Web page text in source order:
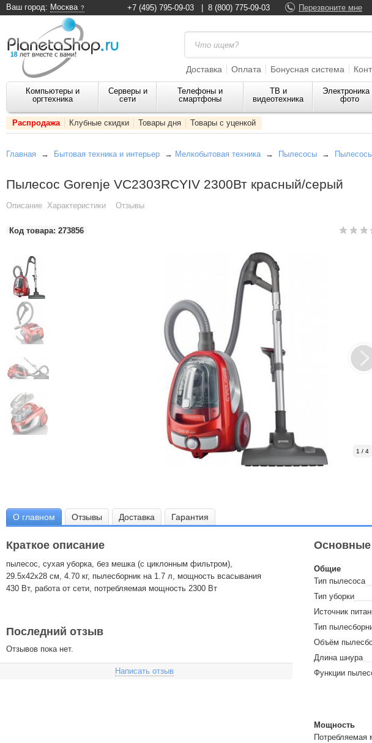
Ваш город: Москва +7 (495) 795-09-03 8 (800) 775-09-03 Перезвоните мне
Доставка Оплата Бонусная система
Компьютеры и
оргтехника
Серверы и
сети
Телефоны и
смартфоны
ТВ и
видеотехника
Электроника
фото
Распродажа Клубные скидки Товары дня Товары с уценкой
Главная → Бытовая техника и интерьер → Мелкобытовая техника→ Пылесосы →
Пылесос Gorenje VC2303RCYIV 2300Вт красный/серый
Описание Характеристики Отзывы
Код товара: 273856
1 / 4
О главном Отзывы Доставка Гарантия
Краткое описание
пылесос, сухая уборка, без мешка (с циклонным фильтром),
29.5x42x28 см, 4.70 кг, пылесборник на 1.7 л, мощность всасывания
430 Вт, работа от сети, потребляемая мощность 2300 Вт
Последний отзыв
Отзывов пока нет.
Написать отзыв
Основные
Общие
Тип пылесоса
Тип уборки
Источник
Тип
Объём
Длина шнура
Функции
Мощность
Потребляемая